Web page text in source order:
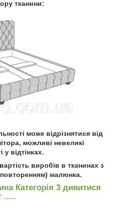
тканини:
може відрізнятися від
можливі невеликі
у відтінках.
виробів в тканинах з
малюнка.
Категорія 3 дивитися
.....